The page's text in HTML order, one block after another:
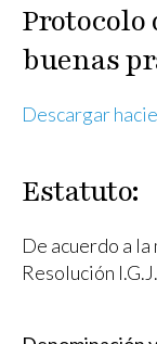
Protocolo
buenas
Descargar
Estatuto:
De acuerdo a
Resolución